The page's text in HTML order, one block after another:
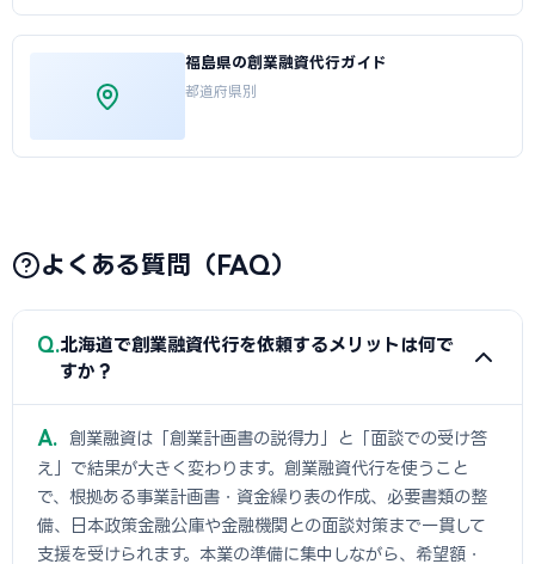
福島県の創業融資代行ガイド
都道府県別
よくある質問（FAQ）
Q 北海道で創業融資代行を依頼するメリットは何で
すか？
A
創業融資は「創業計画書の説得力」と「面談での受け答
え」で結果が大きく変わります。創業融資代行を使うこと
で、根拠ある事業計画書・資金繰り表の作成、必要書類の整
備、日本政策金融公庫や金融機関との面談対策まで一貫して
支援を受けられます。本業の準備に集中しながら、希望額・